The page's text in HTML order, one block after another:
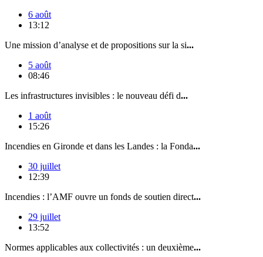
6 août
13:12
Une mission d’analyse et de propositions sur la si...
5 août
08:46
Les infrastructures invisibles : le nouveau défi d...
1 août
15:26
Incendies en Gironde et dans les Landes : la Fonda...
30 juillet
12:39
Incendies : l’AMF ouvre un fonds de soutien direct...
29 juillet
13:52
Normes applicables aux collectivités : un deuxième...